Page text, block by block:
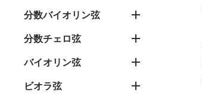
分数バイオリン弦
分数チェロ弦
バイオリン弦
ビオラ弦